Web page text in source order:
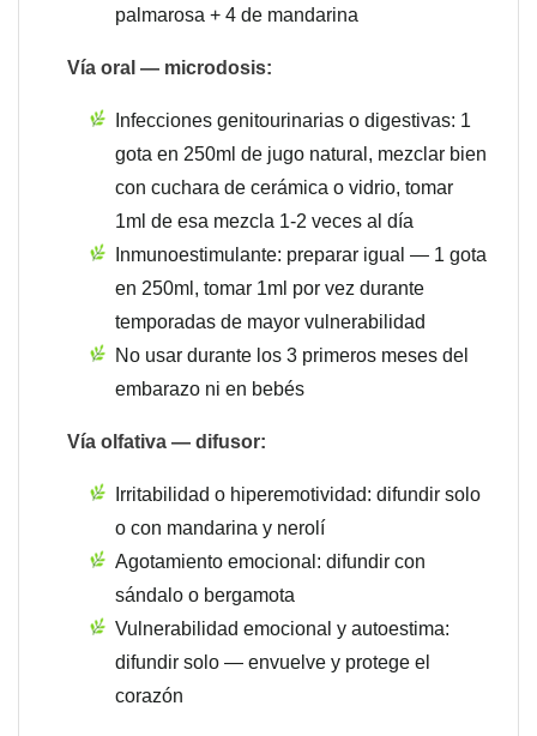
palmarosa + 4 de mandarina
Vía oral — microdosis:
Infecciones genitourinarias o digestivas: 1
gota en 250ml de jugo natural, mezclar bien
con cuchara de cerámica o vidrio, tomar
1ml de esa mezcla 1-2 veces al día
Inmunoestimulante: preparar igual — 1 gota
en 250ml, tomar 1ml por vez durante
temporadas de mayor vulnerabilidad
No usar durante los 3 primeros meses del
embarazo ni en bebés
Vía olfativa — difusor:
Irritabilidad o hiperemotividad: difundir solo
o con mandarina y nerolí
Agotamiento emocional: difundir con
sándalo o bergamota
Vulnerabilidad emocional y autoestima:
difundir solo — envuelve y protege el
corazón